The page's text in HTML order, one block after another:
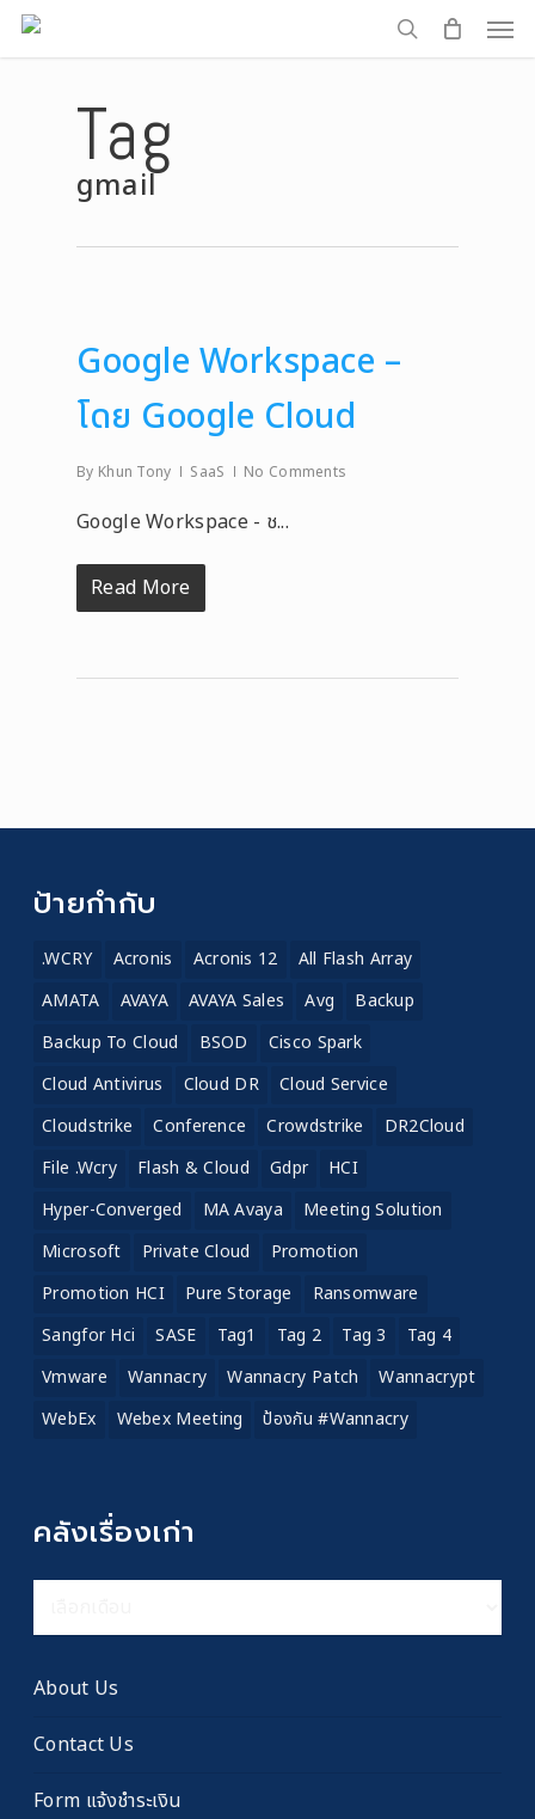
Skip
to
search
Tag
gmail
Google Workspace –
โดย Google Cloud
By Khun Tony SaaS No Comments
Google Workspace - ช...
Read More
ป้ายกำกับ
.WCRY Acronis Acronis 12
All Flash Array
AMATA
AVAYA AVAYA Sales Avg
Backup
Backup To Cloud
BSOD
Cisco Spark
Cloud Antivirus
Cloud DR
Cloud Service
Cloudstrike
Conference Crowdstrike
DR2Cloud
File .wcry
Flash & Cloud Gdpr
HCI
Hyper-Converged
MA Avaya
Meeting Solution
Microsoft
Private Cloud
Promotion
Promotion HCI
Pure Storage
Ransomware
Sangfor Hci
SASE Tag1 Tag 2 Tag 3
Tag 4
Vmware
Wannacry Wannacry Patch
Wannacrypt
WebEx
Webex Meeting ป้องกัน #wannacry
คลังเรื่องเก่า
เรื่อง
About Us
Contact Us
Form แจ้งชำระเงิน